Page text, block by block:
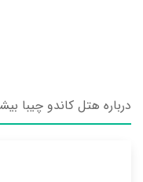
درباره هتل کاندو چیبا